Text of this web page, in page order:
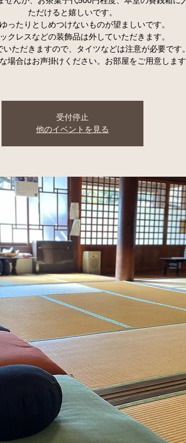
ただけると嬉しいです。
ったりとしめつけないものが望ましいです。
クレスなどの装飾品は外していただきます。
ただきますので、タイツなどは注意が必要です。
場合はお声掛けください。お部屋をご用意します
受付停止
他のイベントを見る